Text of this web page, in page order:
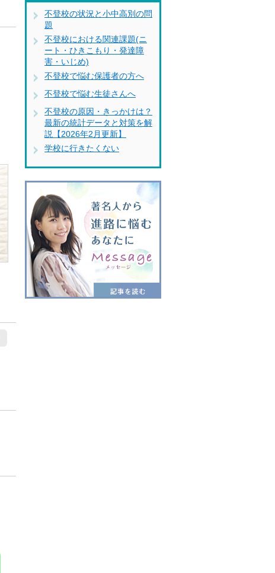
不登校の状況と小中高別の問
題
不登校における関連課題(ニ
ート・ひきこもり・発達障
害・いじめ)
不登校で悩む保護者の方へ
不登校で悩む生徒さんへ
不登校の原因・きっかけは？
最新の統計データと対策を解
説【2026年2月更新】
学校に行きたくない